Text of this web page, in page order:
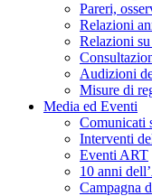
Pareri,
Relazioni
Relazioni
Audizioni
Misure di
Media ed Eventi
Comunicati
Interventi
Eventi ART
10 anni
Campagna